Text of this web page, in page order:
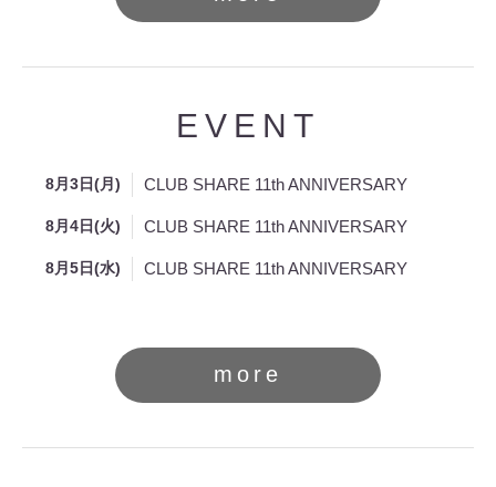
EVENT
8月3日(月) CLUB SHARE 11th ANNIVERSARY
8月4日(火) CLUB SHARE 11th ANNIVERSARY
8月5日(水) CLUB SHARE 11th ANNIVERSARY
more